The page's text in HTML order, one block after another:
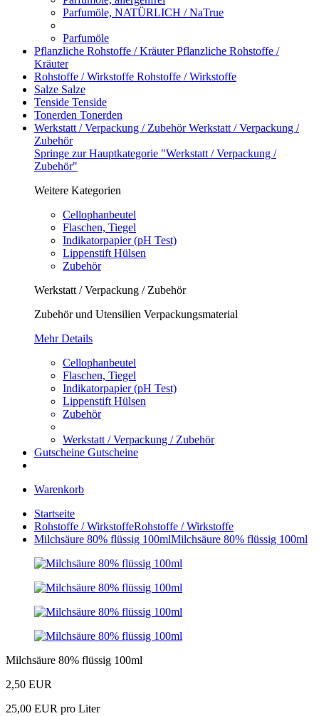
Parfumöle, NATÜRLICH / NaTrue
Parfumöle
Pflanzliche Rohstoffe / KräuterPflanzliche Rohstoffe /
Kräuter
Rohstoffe / Wirkstoffe Rohstoffe / Wirkstoffe
Salze Salze
Tenside Tenside
Tonerden Tonerden
Werkstatt / Verpackung / ZubehörWerkstatt / Verpackung /
Zubehör
Springe zur Hauptkategorie "Werkstatt / Verpackung /
Zubehör"
Weitere Kategorien
Cellophanbeutel
Flaschen, Tiegel
Indikatorpapier (pH Test)
Lippenstift Hülsen
Zubehör
Werkstatt / Verpackung / Zubehör
Zubehör und Utensilien Verpackungsmaterial
Mehr Details
Cellophanbeutel
Flaschen, Tiegel
Indikatorpapier (pH Test)
Lippenstift Hülsen
Zubehör
Werkstatt / Verpackung / Zubehör
Gutscheine Gutscheine
Warenkorb
Startseite
Rohstoffe / WirkstoffeRohstoffe / Wirkstoffe
Milchsäure 80% flüssig 100mlMilchsäure 80% flüssig 100ml
Milchsäure 80% flüssig 100ml
2,50 EUR
25,00 EUR pro Liter